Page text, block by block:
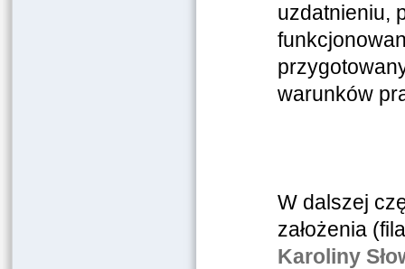
uzdatnieniu,
warunków
W dalszej
założenia
Karoliny